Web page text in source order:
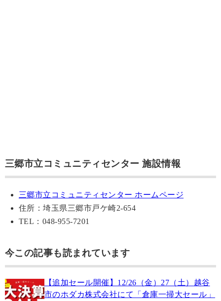
三郷市立コミュニティセンター 施設情報
三郷市立コミュニティセンター ホームページ
住所：埼玉県三郷市戸ケ崎2-654
TEL：048-955-7201
今この記事も読まれています
【追加セール開催】12/26（金）27（土）越谷
市のホダカ株式会社にて「倉庫一掃大セール」